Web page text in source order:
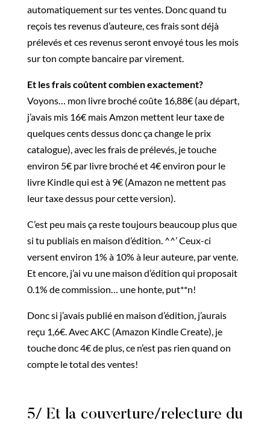
automatiquement sur tes ventes. Donc quand tu
reçois tes revenus d’auteure, ces frais sont déjà
prélevés et ces revenus seront envoyé tous les mois
sur ton compte bancaire par virement.
Et les frais coûtent combien exactement?
Voyons… mon livre broché coûte 16,88€ (au départ,
j’avais mis 16€ mais Amzon mettent leur taxe de
quelques cents dessus donc ça change le prix
catalogue), avec les frais de prélevés, je touche
environ 5€ par livre broché et 4€ environ pour le
livre Kindle qui est à 9€ (Amazon ne mettent pas
leur taxe dessus pour cette version).
C’est peu mais ça reste toujours beaucoup plus que
si tu publiais en maison d’édition. ^^’ Ceux-ci
versent environ 1% à 10% à leur auteure, par vente.
Et encore, j’ai vu une maison d’édition qui proposait
0.1% de commission… une honte, put**n!
Donc si j’avais publié en maison d’édition, j’aurais
reçu 1,6€. Avec AKC (Amazon Kindle Create), je
touche donc 4€ de plus, ce n’est pas rien quand on
compte le total des ventes!
5/ Et la couverture/relecture du